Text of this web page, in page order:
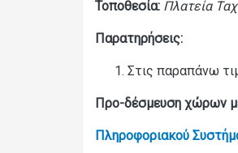
Τοποθεσία: Πλατεία
Παρατηρήσεις:
Στις παραπάνω
Προ-δέσμευση χώρων
Πληροφοριακού